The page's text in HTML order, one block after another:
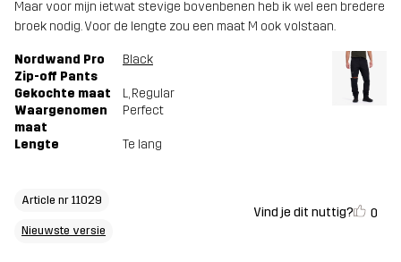
Maar voor mijn ietwat stevige bovenbenen heb ik wel een bredere
broek nodig. Voor de lengte zou een maat M ook volstaan.
Nordwand Pro
Zip-off Pants
Black
Gekochte maat L, Regular
Waargenomen
maat
Perfect
Lengte Te lang
Article nr 11029
Nieuwste versie
Vind je dit nuttig? 0